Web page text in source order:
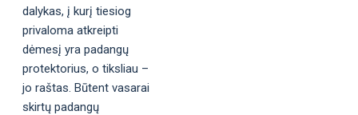
dalykas, į kurį tiesiog
privaloma atkreipti
dėmesį yra padangų
protektorius, o tiksliau –
jo raštas. Būtent vasarai
skirtų padangų